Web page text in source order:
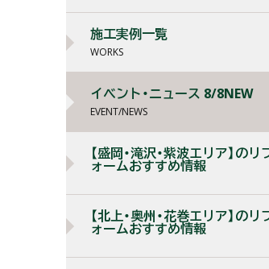
施工実例一覧
WORKS
イベント・ニュース 8/8NEW
EVENT/NEWS
【盛岡・滝沢・紫波エリア】のリ
ォームおすすめ情報
【北上・奥州・花巻エリア】のリ
ォームおすすめ情報